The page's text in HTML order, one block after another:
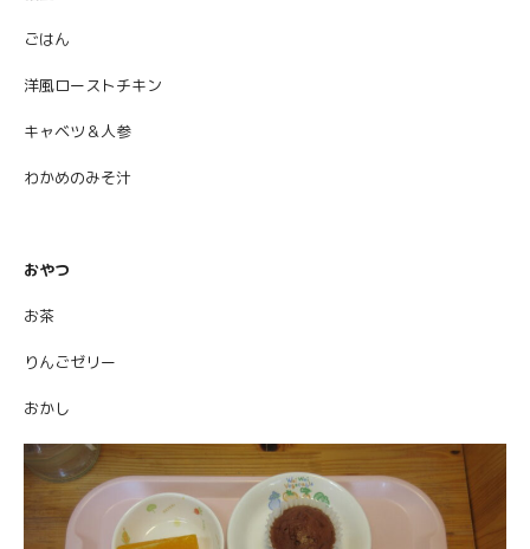
ごはん
洋風ローストチキン
キャベツ＆人参
わかめのみそ汁
おやつ
お茶
りんごゼリー
おかし